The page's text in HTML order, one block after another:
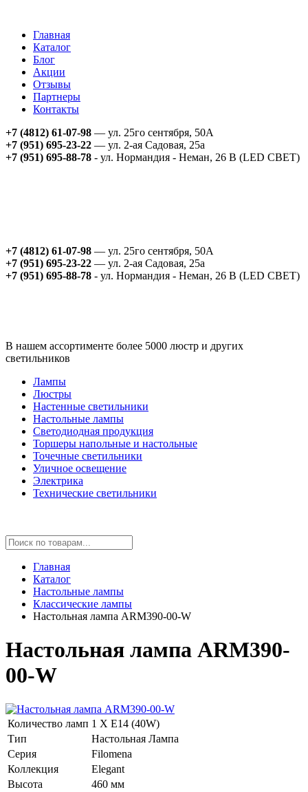
Главная
Каталог
Блог
Акции
Отзывы
Партнеры
Контакты
+7 (4812) 61-07-98 — ул. 25го сентября, 50А
+7 (951) 695-23-22 — ул. 2-ая Садовая, 25а
+7 (951) 695-88-78 - ул. Нормандия - Неман, 26 В (LED СВЕТ)
+7 (4812) 61-07-98 — ул. 25го сентября, 50А
+7 (951) 695-23-22 — ул. 2-ая Садовая, 25а
+7 (951) 695-88-78 - ул. Нормандия - Неман, 26 В (LED СВЕТ)
В нашем ассортименте более 5000 люстр и других
светильников
Лампы
Люстры
Настенные светильники
Настольные лампы
Светодиодная продукция
Торшеры напольные и настольные
Точечные светильники
Уличное освещение
Электрика
Технические светильники
Главная
Каталог
Настольные лампы
Классические лампы
Настольная лампа ARM390-00-W
Настольная лампа ARM390-
00-W
Количество ламп 1 Х E14 (40W)
Тип
Настольная Лампа
Серия
Filomena
Коллекция
Elegant
Высота
460 мм